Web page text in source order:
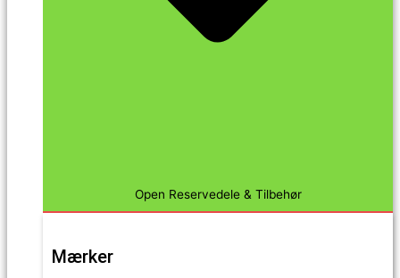
Open Reservedele & Tilbehør
Mærker